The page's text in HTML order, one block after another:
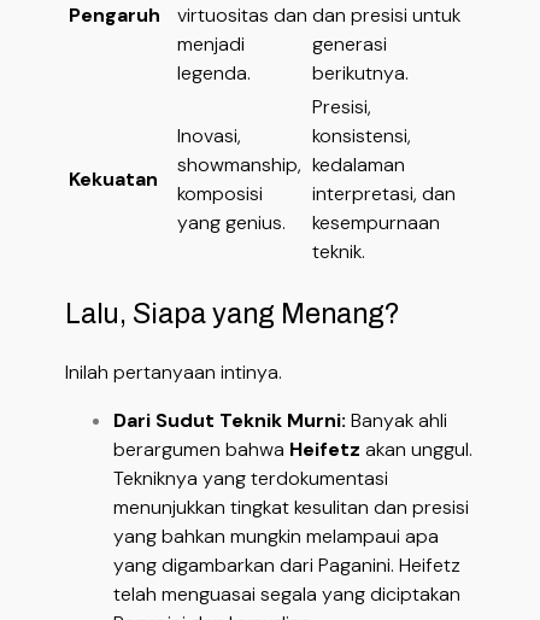
Pengaruh
virtuositas dan
menjadi
legenda.
dan presisi untuk
generasi
berikutnya.
Kekuatan
Inovasi,
showmanship,
komposisi
yang genius.
Presisi,
konsistensi,
kedalaman
interpretasi, dan
kesempurnaan
teknik.
Lalu, Siapa yang Menang?
Inilah pertanyaan intinya.
Dari Sudut Teknik Murni: Banyak ahli
berargumen bahwa Heifetz akan unggul.
Tekniknya yang terdokumentasi
menunjukkan tingkat kesulitan dan presisi
yang bahkan mungkin melampaui apa
yang digambarkan dari Paganini. Heifetz
telah menguasai segala yang diciptakan